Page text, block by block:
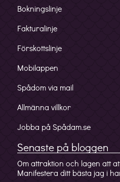
Bokningslinje
Fakturalinje
Förskottslinje
Mobilappen
Spådom via mail
Allmänna villkor
Jobba på Spådam.se
Senaste på bloggen
Om attraktion och lagen att
Manifestera ditt bästa jag i